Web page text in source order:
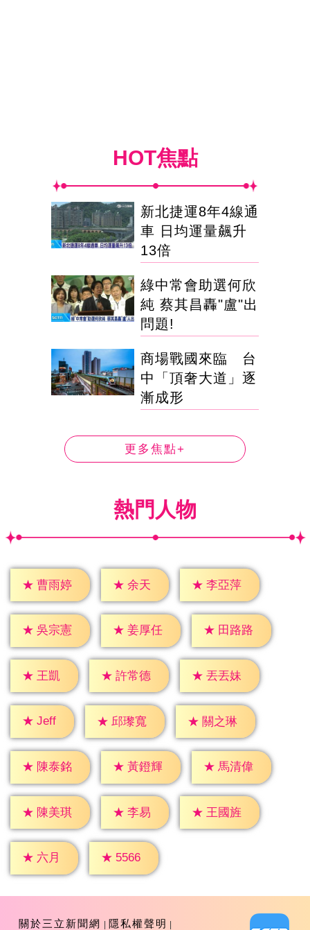
HOT焦點
新北捷運8年4線通
車 日均運量飆升
13倍
綠中常會助選何欣
純 蔡其昌轟"盧"出
問題!
商場戰國來臨 台
中「頂奢大道」逐
漸成形
更多焦點+
熱門人物
★ 曹雨婷 ★ 余天 ★ 李亞萍
★ 吳宗憲 ★ 姜厚任 ★ 田路路
★ 王凱 ★ 許常德 ★ 丟丟妹
★ Jeff ★ 邱瓈寬 ★ 關之琳
★ 陳泰銘 ★ 黃鐙輝 ★ 馬清偉
★ 陳美琪 ★ 李易 ★ 王國旌
★ 六月 ★ 5566
關於三立新聞網 隱私權聲明